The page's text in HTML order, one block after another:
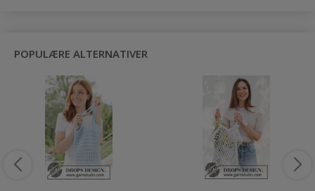
POPULÆRE ALTERNATIVER